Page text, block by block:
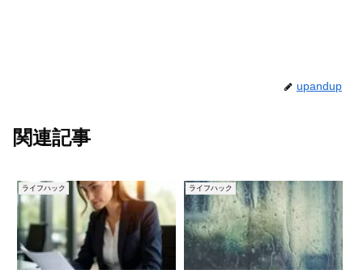
upandup
関連記事
ライフハック ライフハック